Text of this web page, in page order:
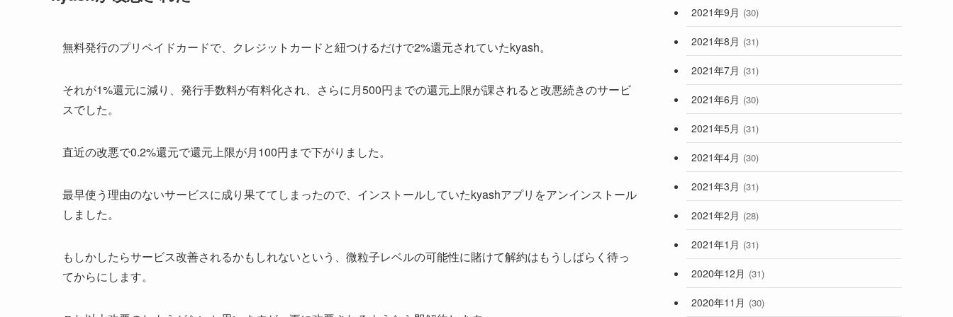
無料発行のプリペイドカードで、クレジットカードと紐つけるだけで2%還元されていたkyash。
それが1%還元に減り、発行手数料が有料化され、さらに月500円までの還元上限が課されると改悪続きのサービ
スでした。
直近の改悪で0.2%還元で還元上限が月100円まで下がりました。
最早使う理由のないサービスに成り果ててしまったので、インストールしていたkyashアプリをアンインストール
しました。
もしかしたらサービス改善されるかもしれないという、微粒子レベルの可能性に賭けて解約はもうしばらく待っ
てからにします。
2021年9月 (30)
2021年8月 (31)
2021年7月 (31)
2021年6月 (30)
2021年5月 (31)
2021年4月 (30)
2021年3月 (31)
2021年2月 (28)
2021年1月 (31)
2020年12月 (31)
2020年11月 (30)